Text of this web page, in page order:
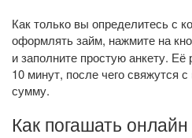
Как только вы определитесь с
оформлять займ, нажмите на
и заполните простую анкету. Её
10 минут, после чего свяжутся
сумму.
Как погашать